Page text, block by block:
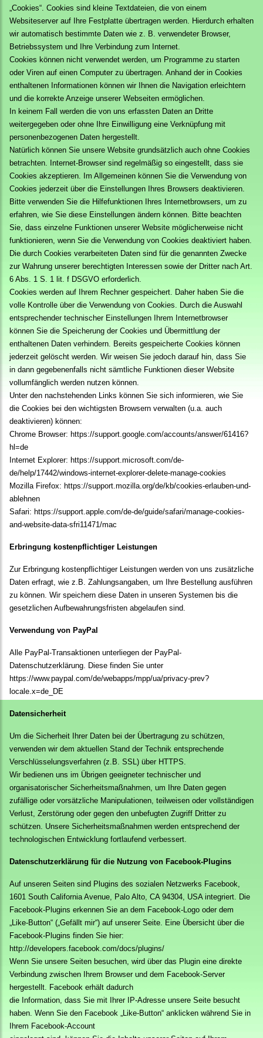
„Cookies“. Cookies sind kleine Textdateien, die von einem
Websiteserver auf Ihre Festplatte übertragen werden. Hierdurch erhalten
wir automatisch bestimmte Daten wie z. B. verwendeter Browser,
Betriebssystem und Ihre Verbindung zum Internet.
Cookies können nicht verwendet werden, um Programme zu starten
oder Viren auf einen Computer zu übertragen. Anhand der in Cookies
enthaltenen Informationen können wir Ihnen die Navigation erleichtern
und die korrekte Anzeige unserer Webseiten ermöglichen.
In keinem Fall werden die von uns erfassten Daten an Dritte
weitergegeben oder ohne Ihre Einwilligung eine Verknüpfung mit
personenbezogenen Daten hergestellt.
Natürlich können Sie unsere Website grundsätzlich auch ohne Cookies
betrachten. Internet-Browser sind regelmäßig so eingestellt, dass sie
Cookies akzeptieren. Im Allgemeinen können Sie die Verwendung von
Cookies jederzeit über die Einstellungen Ihres Browsers deaktivieren.
Bitte verwenden Sie die Hilfefunktionen Ihres Internetbrowsers, um zu
erfahren, wie Sie diese Einstellungen ändern können. Bitte beachten
Sie, dass einzelne Funktionen unserer Website möglicherweise nicht
funktionieren, wenn Sie die Verwendung von Cookies deaktiviert haben.
Die durch Cookies verarbeiteten Daten sind für die genannten Zwecke
zur Wahrung unserer berechtigten Interessen sowie der Dritter nach Art.
6 Abs. 1 S. 1 lit. f DSGVO erforderlich.
Cookies werden auf Ihrem Rechner gespeichert. Daher haben Sie die
volle Kontrolle über die Verwendung von Cookies. Durch die Auswahl
entsprechender technischer Einstellungen Ihrem Internetbrowser
können Sie die Speicherung der Cookies und Übermittlung der
enthaltenen Daten verhindern. Bereits gespeicherte Cookies können
jederzeit gelöscht werden. Wir weisen Sie jedoch darauf hin, dass Sie
in dann gegebenenfalls nicht sämtliche Funktionen dieser Website
vollumfänglich werden nutzen können.
Unter den nachstehenden Links können Sie sich informieren, wie Sie
die Cookies bei den wichtigsten Browsern verwalten (u.a. auch
deaktivieren) können:
Chrome Browser: https://support.google.com/accounts/answer/61416?
hl=de
Internet Explorer: https://support.microsoft.com/de-
de/help/17442/windows-internet-explorer-delete-manage-cookies
Mozilla Firefox: https://support.mozilla.org/de/kb/cookies-erlauben-und-
ablehnen
Safari: https://support.apple.com/de-de/guide/safari/manage-cookies-
and-website-data-sfri11471/mac
Erbringung kostenpflichtiger Leistungen
Zur Erbringung kostenpflichtiger Leistungen werden von uns zusätzliche
Daten erfragt, wie z.B. Zahlungsangaben, um Ihre Bestellung ausführen
zu können. Wir speichern diese Daten in unseren Systemen bis die
gesetzlichen Aufbewahrungsfristen abgelaufen sind.
Verwendung von PayPal
Alle PayPal-Transaktionen unterliegen der PayPal-
Datenschutzerklärung. Diese finden Sie unter
https://www.paypal.com/de/webapps/mpp/ua/privacy-prev?
locale.x=de_DE
Datensicherheit
Um die Sicherheit Ihrer Daten bei der Übertragung zu schützen,
verwenden wir dem aktuellen Stand der Technik entsprechende
Verschlüsselungsverfahren (z.B. SSL) über HTTPS.
Wir bedienen uns im Übrigen geeigneter technischer und
organisatorischer Sicherheitsmaßnahmen, um Ihre Daten gegen
zufällige oder vorsätzliche Manipulationen, teilweisen oder vollständigen
Verlust, Zerstörung oder gegen den unbefugten Zugriff Dritter zu
schützen. Unsere Sicherheitsmaßnahmen werden entsprechend der
technologischen Entwicklung fortlaufend verbessert.
Datenschutzerklärung für die Nutzung von Facebook-Plugins
Auf unseren Seiten sind Plugins des sozialen Netzwerks Facebook,
1601 South California Avenue, Palo Alto, CA 94304, USA integriert. Die
Facebook-Plugins erkennen Sie an dem Facebook-Logo oder dem
„Like-Button“ („Gefällt mir“) auf unserer Seite. Eine Übersicht über die
Facebook-Plugins finden Sie hier:
http://developers.facebook.com/docs/plugins/
Wenn Sie unsere Seiten besuchen, wird über das Plugin eine direkte
Verbindung zwischen Ihrem Browser und dem Facebook-Server
hergestellt. Facebook erhält dadurch
die Information, dass Sie mit Ihrer IP-Adresse unsere Seite besucht
haben. Wenn Sie den Facebook „Like-Button“ anklicken während Sie in
Ihrem Facebook-Account